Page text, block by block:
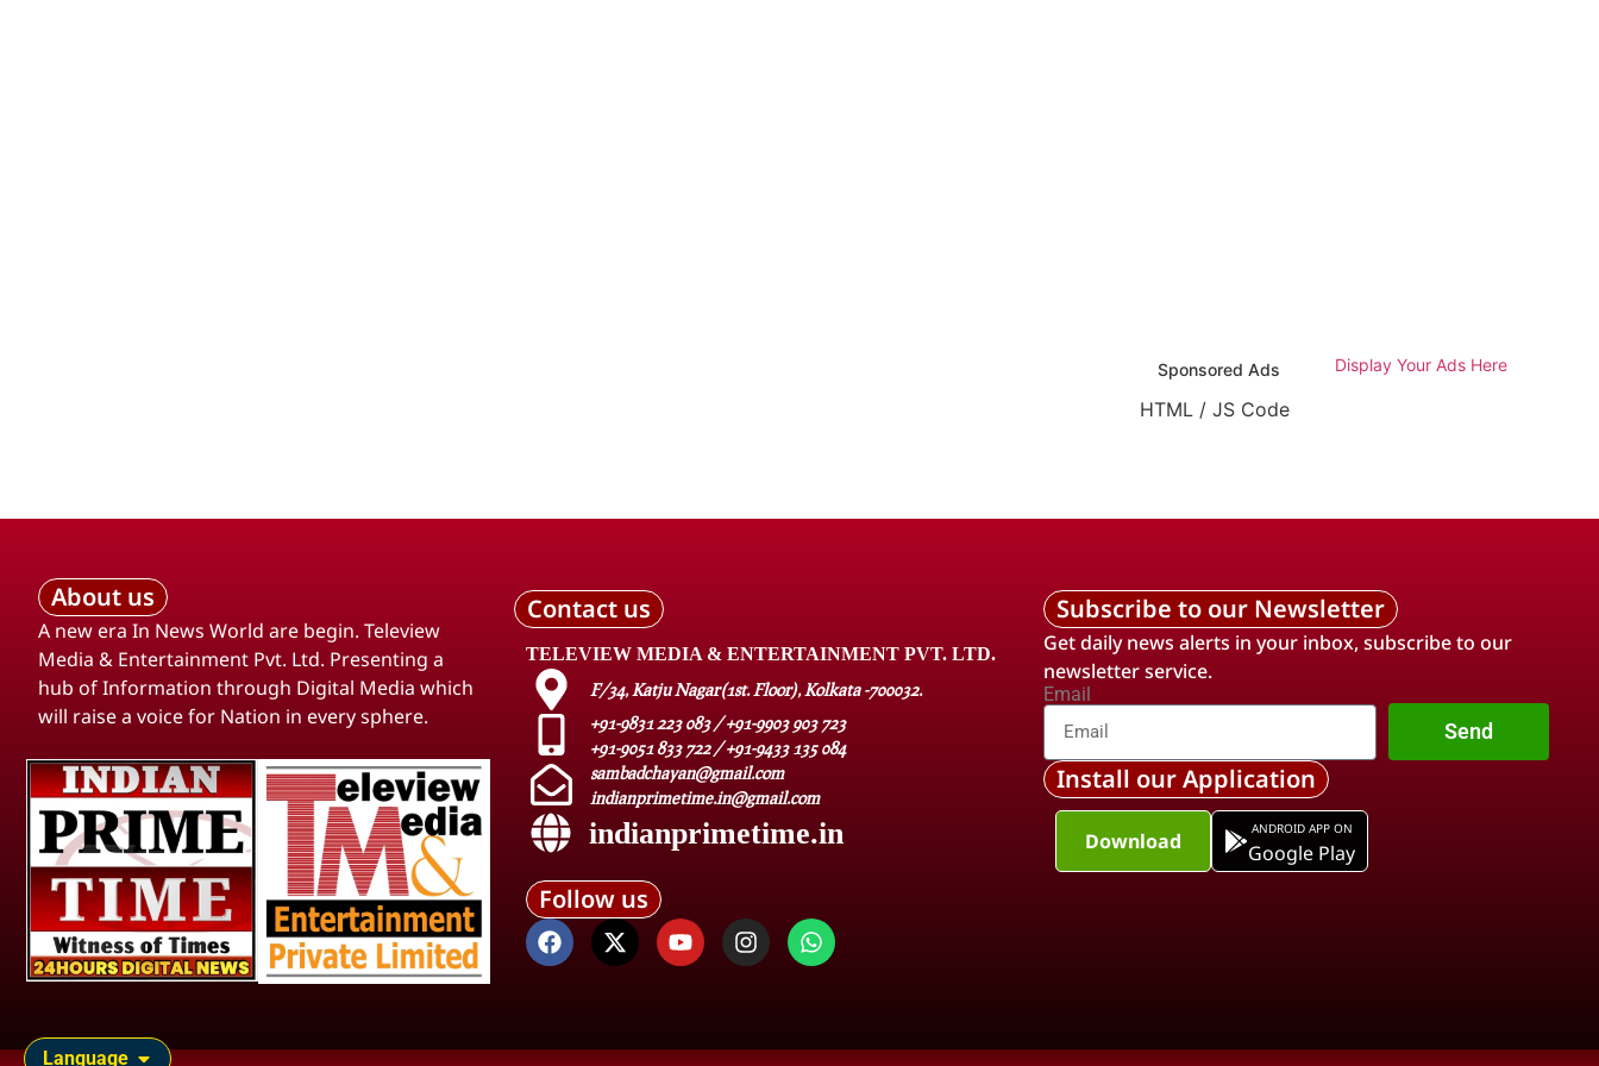
Sponsored Ads Display Your Ads Here
HTML / JS Code
Language
About us
A new era In News World are begin. Teleview
Media & Entertainment Pvt. Ltd. Presenting a
hub of Information through Digital Media which
will raise a voice for Nation in every sphere.
Contact us
TELEVIEW MEDIA & ENTERTAINMENT PVT. LTD.
F/34, Katju Nagar(1st. Floor), Kolkata -700032.
+91-9831 223 083 / +91-9903 903 723
+91-9051 833 722 / +91-9433 135 084
sambadchayan@gmail.com
indianprimetime.in@gmail.com
indianprimetime.in
Follow us
Subscribe to our Newsletter
Get daily news alerts in your inbox, subscribe to our
newsletter service.
Email
Send
Install our Application
Download ANDROID APP ON
Google Play